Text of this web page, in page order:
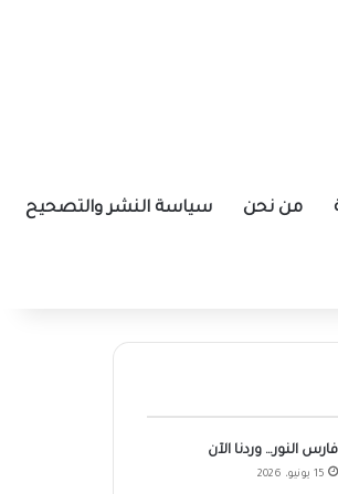
من نحن سياسة النشر والتصحيح
فارس النور… وردنا الآن
15 يونيو، 2026